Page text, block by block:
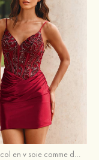
Fourreau col en v soie comme du satin courte/mini robe de fête de la rentrée avec paillettes